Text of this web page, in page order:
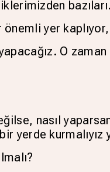
bazıları.
önemli yer
O
nasıl
yerde kurmalıyız